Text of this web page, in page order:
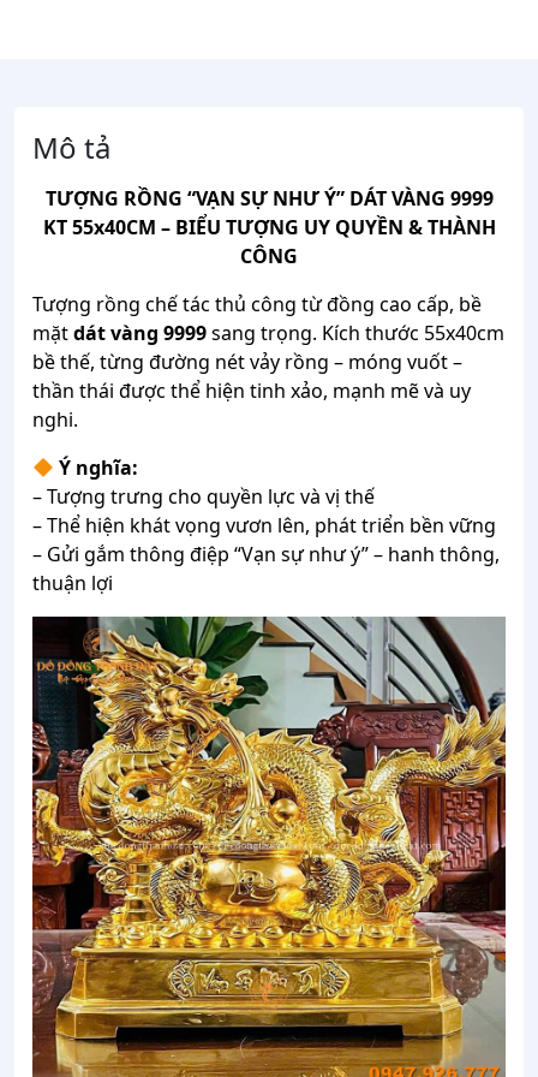
Mô tả
TƯỢNG RỒNG “VẠN SỰ NHƯ Ý” DÁT VÀNG 9999
KT 55x40CM – BIỂU TƯỢNG UY QUYỀN & THÀNH
CÔNG
Tượng rồng chế tác thủ công từ đồng cao cấp, bề
mặtdát vàng 9999sang trọng. Kích thước 55x40cm
bề thế, từng đường nét vảy rồng – móng vuốt –
thần thái được thể hiện tinh xảo, mạnh mẽ và uy
nghi.
Ý nghĩa:
– Tượng trưng cho quyền lực và vị thế
– Thể hiện khát vọng vươn lên, phát triển bền vững
– Gửi gắm thông điệp “Vạn sự như ý” – hanh thông,
thuận lợi